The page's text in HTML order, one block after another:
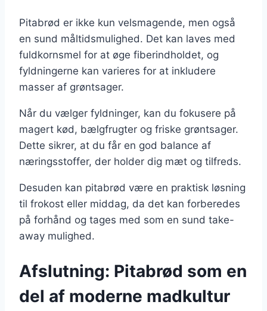
Pitabrød er ikke kun velsmagende, men også
en sund måltidsmulighed. Det kan laves med
fuldkornsmel for at øge fiberindholdet, og
fyldningerne kan varieres for at inkludere
masser af grøntsager.
Når du vælger fyldninger, kan du fokusere på
magert kød, bælgfrugter og friske grøntsager.
Dette sikrer, at du får en god balance af
næringsstoffer, der holder dig mæt og tilfreds.
Desuden kan pitabrød være en praktisk løsning
til frokost eller middag, da det kan forberedes
på forhånd og tages med som en sund take-
away mulighed.
Afslutning: Pitabrød som en
del af moderne madkultur